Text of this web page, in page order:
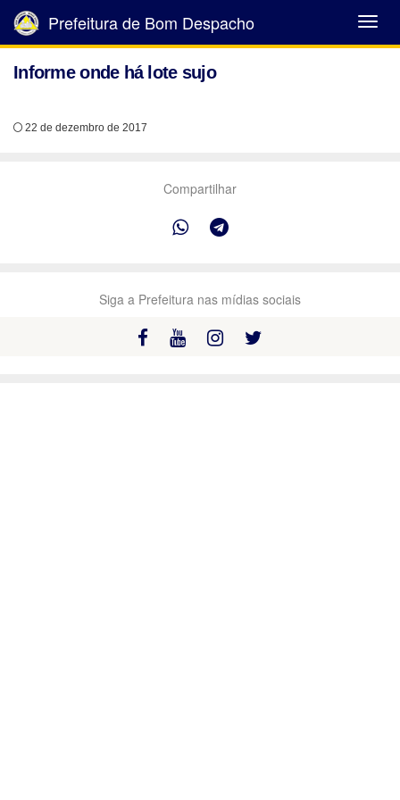
Abrir
Menu
Prefeitura de Bom Despacho
Informe onde há lote sujo
22 de dezembro de 2017
Compartilhar
Siga a Prefeitura nas mídias sociais